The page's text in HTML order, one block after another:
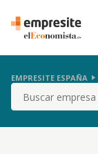
EMPRESITE ESPAÑA
Buscar